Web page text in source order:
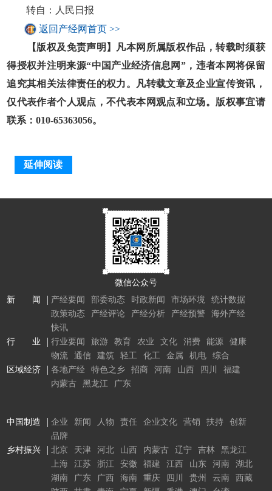
转自：人民日报
返回产经网首页 >>
【版权及免责声明】凡本网所属版权作品，转载时须获
得授权并注明来源“中国产业经济信息网”，违者本网将保留
追究其相关法律责任的权力。凡转载文章及企业宣传资讯，
仅代表作者个人观点，不代表本网观点和立场。版权事宜请
联系：010-65363056。
延伸阅读
微信公众号
新 闻
产经要闻 部委动态 时政新闻 市场环境
统计数据
政策动态
产经评论 产经分析 产经预警
海外产经
快讯
行 业
行业要闻 旅游 教育 农业 文化 消费 能源
健康
物流
通信 建筑 轻工 化工 金属 机电
综合
区域经济
各地产经 特色之乡 招商 河南 山西 四川
福建
内蒙古
黑龙江 广东
中国制造 企业 新闻 人物 责任 企业文化 营销 扶持
创新
品牌
乡村振兴
北京 天津 河北 山西 内蒙古 辽宁 吉林
黑龙江
上海
江苏 浙江 安徽 福建 江西 山东 河南
湖北
湖南
广东 广西 海南 重庆 四川 贵州 云南
西藏